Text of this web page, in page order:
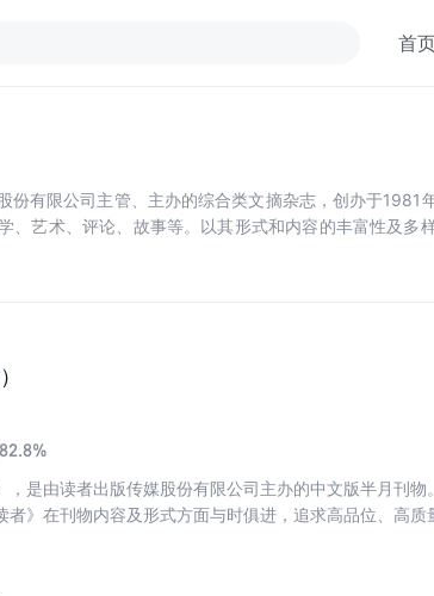
首
份有限公司主管、主办的综合类文摘杂志，创办于1981
、艺术、评论、故事等。以其形式和内容的丰富性及多
82.8%
，是由读者出版传媒股份有限公司主办的中文版半月刊物
者》在刊物内容及形式方面与时俱进，追求高品位、高质